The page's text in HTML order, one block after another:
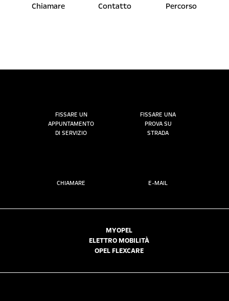
Chiamare Contatto Percorso
FISSARE UN
APPUNTAMENTO
DI SERVIZIO
FISSARE UNA
PROVA SU
STRADA
CHIAMARE E-MAIL
MYOPEL
ELETTRO MOBILITÀ
OPEL FLEXCARE